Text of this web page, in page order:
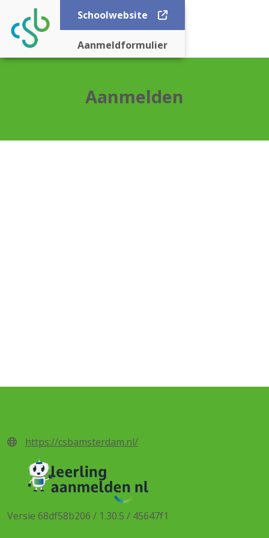
Schoolwebsite
Aanmeldformulier
Aanmelden
https://csbamsterdam.nl/
Versie 68df58b206 / 1.30.5 / 45647f1